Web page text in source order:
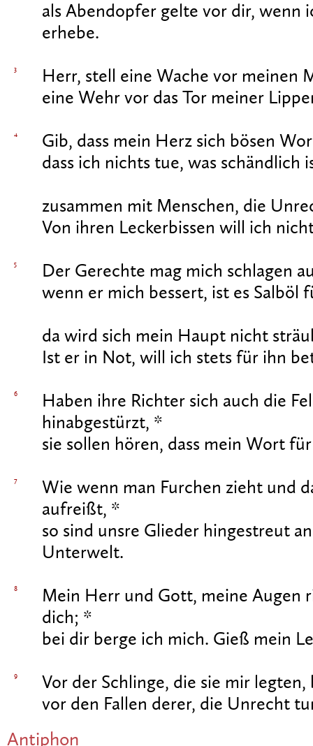
als Abendopfer gelte vor dir, wenn
erhebe.
3
Herr, stell eine Wache vor meinen
eine Wehr vor das Tor meiner
4
Gib, dass mein Herz sich bösen
dass ich nichts tue, was schändlich
zusammen mit Menschen, die
Von ihren Leckerbissen will ich
5
Der Gerechte mag mich schlagen
wenn er mich bessert, ist es Salböl
da wird sich mein Haupt nicht
Ist er in Not, will ich stets für ihn
6
Haben ihre Richter sich auch die
hinabgestürzt, *
sie sollen hören, dass mein Wort
7
Wie wenn man Furchen zieht und
aufreißt, *
so sind unsre Glieder hingestreut
Unterwelt.
8
Mein Herr und Gott, meine Augen
dich; *
bei dir berge ich mich. Gieß mein
9
Vor der Schlinge, die sie mir
vor den Fallen derer, die Unrecht
Antiphon